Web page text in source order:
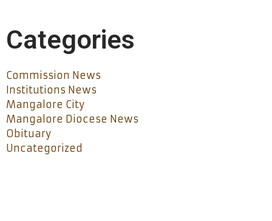
Categories
Commission News
Institutions News
Mangalore City
Mangalore Diocese News
Obituary
Uncategorized